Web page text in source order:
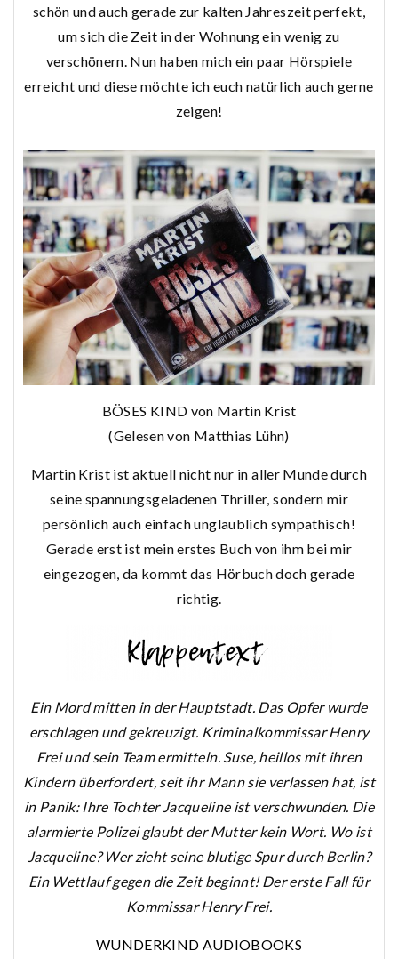
schön und auch gerade zur kalten Jahreszeit perfekt,
um sich die Zeit in der Wohnung ein wenig zu
verschönern. Nun haben mich ein paar Hörspiele
erreicht und diese möchte ich euch natürlich auch gerne
zeigen!
BÖSES KIND von Martin Krist
(Gelesen von Matthias Lühn)
Martin Krist ist aktuell nicht nur in aller Munde durch
seine spannungsgeladenen Thriller, sondern mir
persönlich auch einfach unglaublich sympathisch!
Gerade erst ist mein erstes Buch von ihm bei mir
eingezogen, da kommt das Hörbuch doch gerade
richtig.
Ein Mord mitten in der Hauptstadt. Das Opfer wurde
erschlagen und gekreuzigt. Kriminalkommissar Henry
Frei und sein Team ermitteln. Suse, heillos mit ihren
Kindern überfordert, seit ihr Mann sie verlassen hat, ist
in Panik: Ihre Tochter Jacqueline ist verschwunden. Die
alarmierte Polizei glaubt der Mutter kein Wort. Wo ist
Jacqueline? Wer zieht seine blutige Spur durch Berlin?
Ein Wettlauf gegen die Zeit beginnt! Der erste Fall für
Kommissar Henry Frei.
WUNDERKIND AUDIOBOOKS